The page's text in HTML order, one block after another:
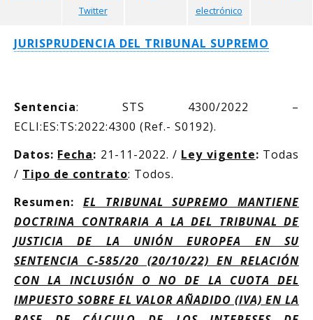
Twitter
electrónico
JURISPRUDENCIA DEL TRIBUNAL SUPREMO
Sentencia: STS 4300/2022 –
ECLI:ES:TS:2022:4300 (Ref.- S0192).
Datos: Fecha: 21-11-2022. / Ley vigente: Todas
/ Tipo de contrato: Todos.
Resumen: EL TRIBUNAL SUPREMO MANTIENE
DOCTRINA CONTRARIA A LA DEL TRIBUNAL DE
JUSTICIA DE LA UNIÓN EUROPEA EN SU
SENTENCIA C-585/20 (20/10/22) EN RELACIÓN
CON LA INCLUSIÓN O NO DE LA CUOTA DEL
IMPUESTO SOBRE EL VALOR AÑADIDO (IVA) EN LA